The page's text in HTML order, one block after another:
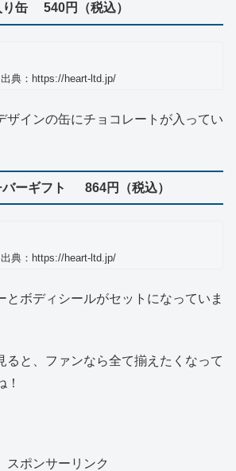
り缶 540円（税込）
出典：https://heart-ltd.jp/
ザインの缶にチョコレートが入ってい
バーギフト 864円（税込）
出典：https://heart-ltd.jp/
とボディシールがセットになっていま
ると、ファンなら全て揃えたくなって
！
スポンサーリンク